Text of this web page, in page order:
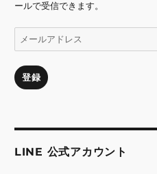
ールで受信できます。
ー
ア
ド
登録
LINE 公式アカウント